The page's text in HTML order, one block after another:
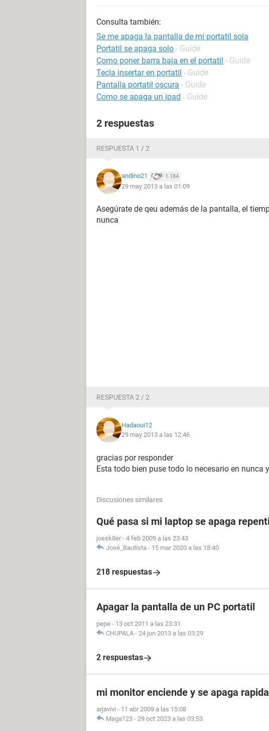
Consulta también:
Se me apaga la pantalla de mi portatil sola
Portatil se apaga solo - Guide
Como poner barra baja en el portatil - Guide
Tecla insertar en portatil - Guide
Pantalla portatil oscura - Guide
Como se apaga un ipad - Guide
2 respuestas
RESPUESTA 1 / 2
andino21 1.184
29 may 2013 a las 01:09
Asegúrate de qeu además de la pantalla, el
nunca
RESPUESTA 2 / 2
Hadaoui12
29 may 2013 a las 12:46
gracias por responder
Esta todo bien puse todo lo necesario en nunca
Discusiones similares
Qué pasa si mi laptop se apaga
joesk8er - 4 feb 2009 a las 23:43
José_Bautista - 15 mar 2020 a las 18:40
218 respuestas
Apagar la pantalla de un PC portatil
pepe - 13 oct 2011 a las 23:31
CHUPALA - 24 jun 2013 a las 03:29
2 respuestas
mi monitor enciende y se apaga
arjavivi - 11 abr 2009 a las 15:08
Maga123 - 29 oct 2023 a las 03:53